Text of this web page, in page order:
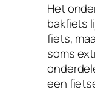
Het
bakfiets
fiets,
soms
een